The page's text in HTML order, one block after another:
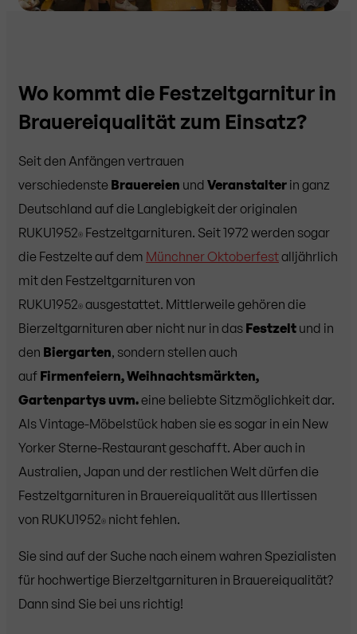
Wo kommt die Festzeltgarnitur in
Brauereiqualität zum Einsatz?
Seit den Anfängen vertrauen
verschiedenste Brauereien und Veranstalter in ganz
Deutschland auf die Langlebigkeit der originalen
RUKU1952® Festzeltgarnituren. Seit 1972 werden sogar
die Festzelte auf dem Münchner Oktoberfestalljährlich
mit den Festzeltgarnituren von
RUKU1952® ausgestattet. Mittlerweile gehören die
Bierzeltgarnituren aber nicht nur in das Festzelt und in
den Biergarten, sondern stellen auch
auf Firmenfeiern, Weihnachtsmärkten,
Gartenpartys uvm.eine beliebte Sitzmöglichkeit dar.
Als Vintage-Möbelstück haben sie es sogar in ein New
Yorker Sterne-Restaurant geschafft. Aber auch in
Australien, Japan und der restlichen Welt dürfen die
Festzeltgarnituren in Brauereiqualität aus Illertissen
von RUKU1952® nicht fehlen.
Sie sind auf der Suche nach einem wahren Spezialisten
für hochwertige Bierzeltgarnituren in Brauereiqualität?
Dann sind Sie bei uns richtig!